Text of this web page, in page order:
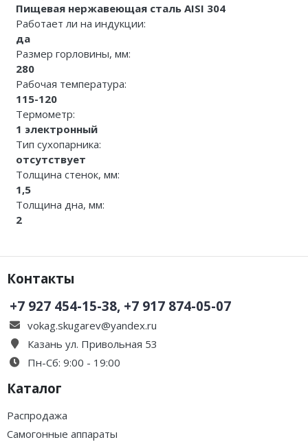
Пищевая нержавеющая сталь AISI 304
Работает ли на индукции:
да
Размер горловины, мм:
280
Рабочая температура:
115-120
Термометр:
1 электронный
Тип сухопарника:
отсутствует
Толщина стенок, мм:
1,5
Толщина дна, мм:
2
Контакты
+7 927 454-15-38, +7 917 874-05-07
vokag.skugarev@yandex.ru
Казань ул. Привольная 53
Пн-Сб: 9:00 - 19:00
Каталог
Распродажа
Самогонные аппараты